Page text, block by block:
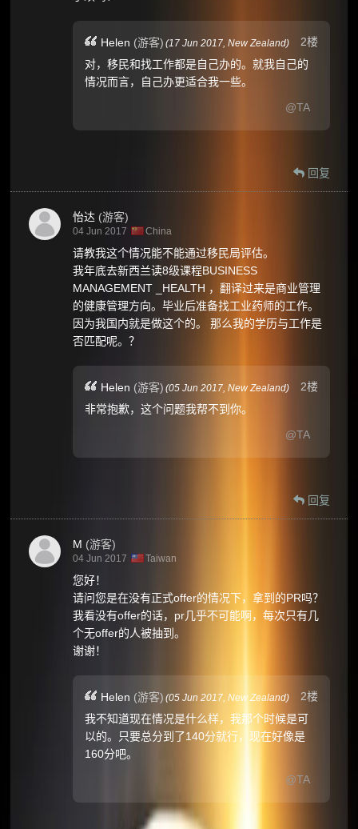
2楼
Helen (游客) (17 Jun 2017,New Zealand)
对，移民和找工作都是自己办的。就我自己的
情况而言，自己办更适合我一些。
@TA
回复
怡达 (游客)
04 Jun 2017 China
请教我这个情况能不能通过移民局评估。
我年底去新西兰读8级课程BUSINESS
MANAGEMENT _HEALTH ，翻译过来是商业管理
的健康管理方向。毕业后准备找工业药师的工作。
因为我国内就是做这个的。 那么我的学历与工作是
否匹配呢。？
2楼
Helen (游客) (05 Jun 2017,New Zealand)
非常抱歉，这个问题我帮不到你。
@TA
回复
M (游客)
04 Jun 2017 Taiwan
您好！
请问您是在没有正式offer的情况下，拿到的PR吗？
我看没有offer的话，pr几乎不可能啊，每次只有几
个无offer的人被抽到。
谢谢！
2楼
Helen (游客) (05 Jun 2017,New Zealand)
我不知道现在情况是什么样，我那个时候是可
以的。只要总分到了140分就行，现在好像是
160分吧。
@TA